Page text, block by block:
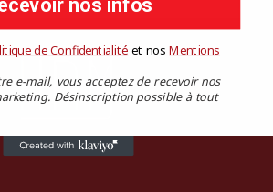
nos infos
de Confidentialité et nos ​Mentions
e-mail, vous acceptez de recevoir nos
Désinscription possible à tout